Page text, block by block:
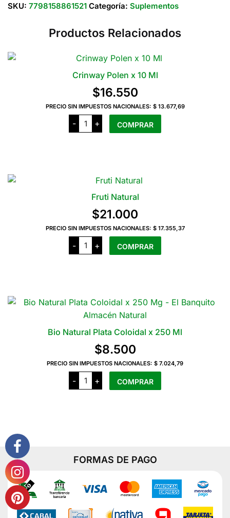
SKU: 7798158861521 Categoría: Suplementos
Productos Relacionados
Crinway Polen x 10 Ml
$16.550
PRECIO SIN IMPUESTOS NACIONALES: $ 13.677,69
-
Crinway
Polen
x
+ COMPRAR
Fruti Natural
$21.000
PRECIO SIN IMPUESTOS NACIONALES: $ 17.355,37
-
Fruti
Natural
cantidad
+ COMPRAR
Bio Natural Plata Coloidal x 250 Ml
$8.500
PRECIO SIN IMPUESTOS NACIONALES: $ 7.024,79
-
Bio
Natural
Plata
+ COMPRAR
FORMAS DE PAGO